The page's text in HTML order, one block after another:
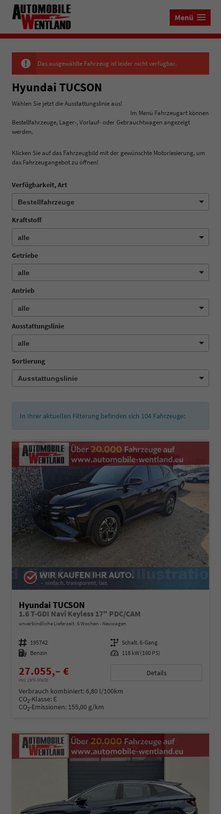
Menü
Das ausgewählte Fahrzeug ist leider nicht verfügbar.
Hyundai TUCSON
Wählen Sie jetzt die Ausstattungslinie aus!
Im Menü Fahrzeugart können
Bestellfahrzeuge, Lager-, Vorlauf- oder Gebrauchtwagen angezeigt
werden.
Klicken Sie auf das Fahrzeugbild mit der gewünschte Motoriesierung, um
das Fahrzeugangebot zu öffnen!
Verfügbarkeit, Art
Kraftstoff
Getriebe
Antrieb
Ausstattungslinie
Sortierung
In Ihrer aktuellen Filterung befinden sich 104 Fahrzeuge:
Hyundai TUCSON
1.6 T-GDI Navi Keyless 17" PDC/CAM
unverbindliche Lieferzeit: 6 Wochen Neuwagen
Fahrzeugnummer 195742 Getriebe Schalt. 6-Gang
Kraftstoff Benzin Leistung 118 kW (160 PS)
27.055,– €
incl. 19% MwSt.
Details
Verbrauch kombiniert:6,80 l/100km
CO2-Klasse: E
CO2-Emissionen: 155,00 g/km